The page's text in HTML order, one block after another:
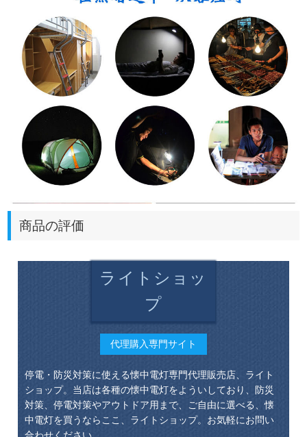
商品の評価
ライトショッ
プ
代理購入専門サイト
停電・防災対策に使える懐中電灯専門代理販売店、ライト
ショップ。当店は各種の懐中電灯をよういしており、防災
対策、停電対策やアウトドア用まで、ご自由に選べる、懐
中電灯を買うならここ、ライトショップ。お気軽にお問い